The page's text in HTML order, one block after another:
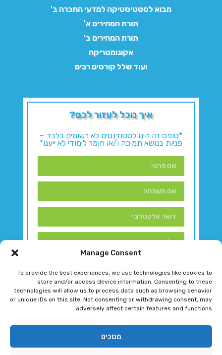
Manage Consent
To provide the best experiences, we use technologies like cookies to
store and/or access device information. Consenting to these
technologies will allow us to process data such as browsing behavior
or unique IDs on this site. Not consenting or withdrawing consent, may
adversely affect certain features and functions.
מסכים
מבוא לסטטיסטיקה למדעי החברה ב'
תורת המחירים א'
תורת המחירים ב'
אקונומטריקה
ועוד שלל קורסים רבים
איך נוכל לעזור לכם?
*טופס זה הינו לסטודנטים לא רשומים בלבד –
פניות בנושא תמיכה ו/או חומר לימודי לא ייענו*